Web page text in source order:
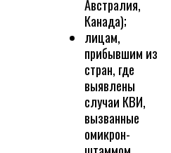
Австралия,
Канада);
лицам,
прибывшим из
стран, где
выявлены
случаи КВИ,
вызванные
омикрон-